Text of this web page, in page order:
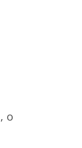
, o